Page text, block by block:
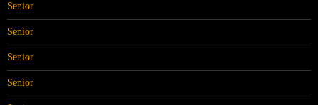
Senior
Senior
Senior
Senior